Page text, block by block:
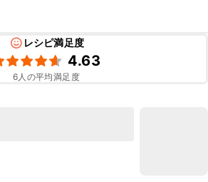
レシピ満足度
4.63
6人の平均満足度